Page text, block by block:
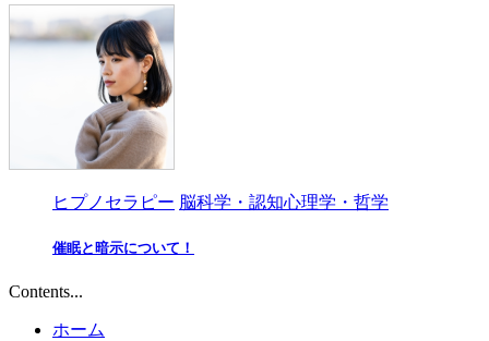
ヒプノセラピー 脳科学・認知心理学・哲学
催眠と暗示について！
Contents...
ホーム